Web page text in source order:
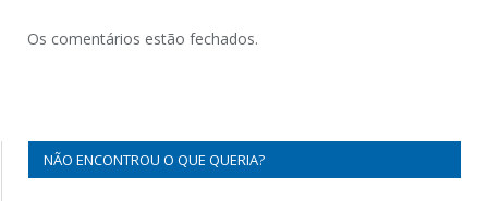
Os comentários estão fechados.
NÃO ENCONTROU O QUE QUERIA?